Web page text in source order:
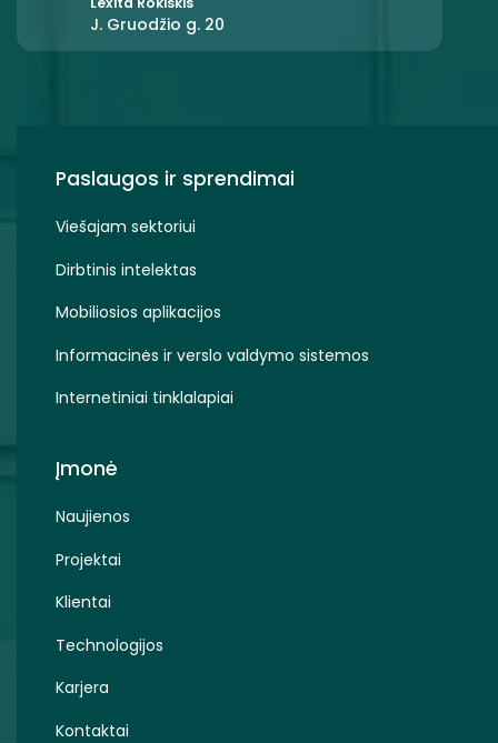
J. Gruodžio g. 20
Paslaugos ir sprendimai
Viešajam sektoriui
Dirbtinis intelektas
Mobiliosios aplikacijos
Informacinės ir verslo valdymo sistemos
Internetiniai tinklalapiai
Įmonė
Naujienos
Projektai
Klientai
Technologijos
Karjera
Kontaktai